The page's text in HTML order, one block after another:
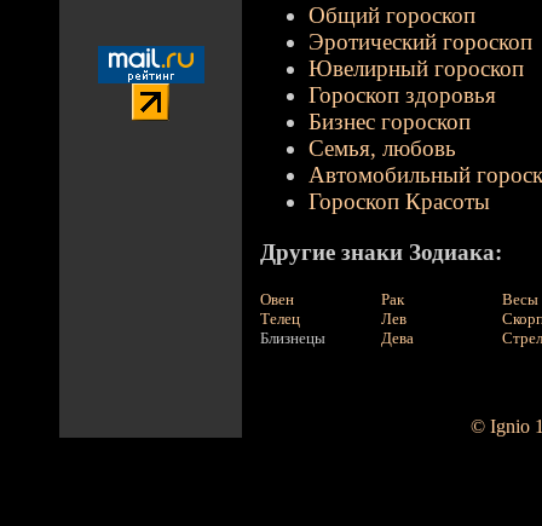
Общий гороскоп
Эротический гороскоп
Ювелирный гороскоп
Гороскоп здоровья
Бизнес гороскоп
Семья, любовь
Автомобильный
Гороскоп Красоты
Другие знаки Зодиака:
Овен
Телец
Близнецы
Рак
Лев
Дева
Весы
© Ignio